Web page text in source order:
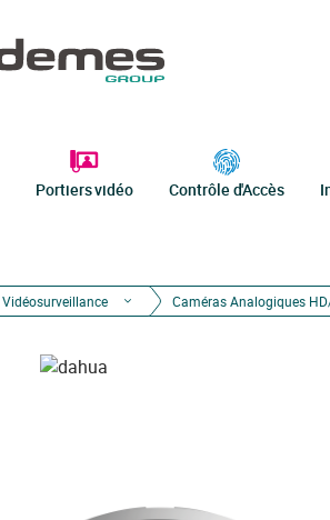
Portiers vidéo Contrôle d'Accès
Vidéosurveillance Caméras Analogiques